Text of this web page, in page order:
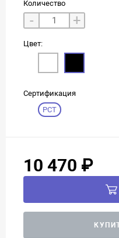
Количество
- +
Цвет:
Сертификация
РСТ
10 470 ₽